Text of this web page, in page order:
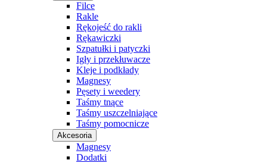
Filce
Rakle
Rękojeść do rakli
Rękawiczki
Szpatułki i patyczki
Igły i przekłuwacze
Kleje i podkłady
Magnesy
Pęsety i weedery
Taśmy tnące
Taśmy uszczelniające
Taśmy pomocnicze
Akcesoria
Magnesy
Dodatki